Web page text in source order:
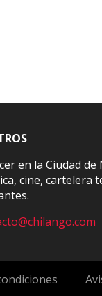
en la Ciudad de
cine, cartelera